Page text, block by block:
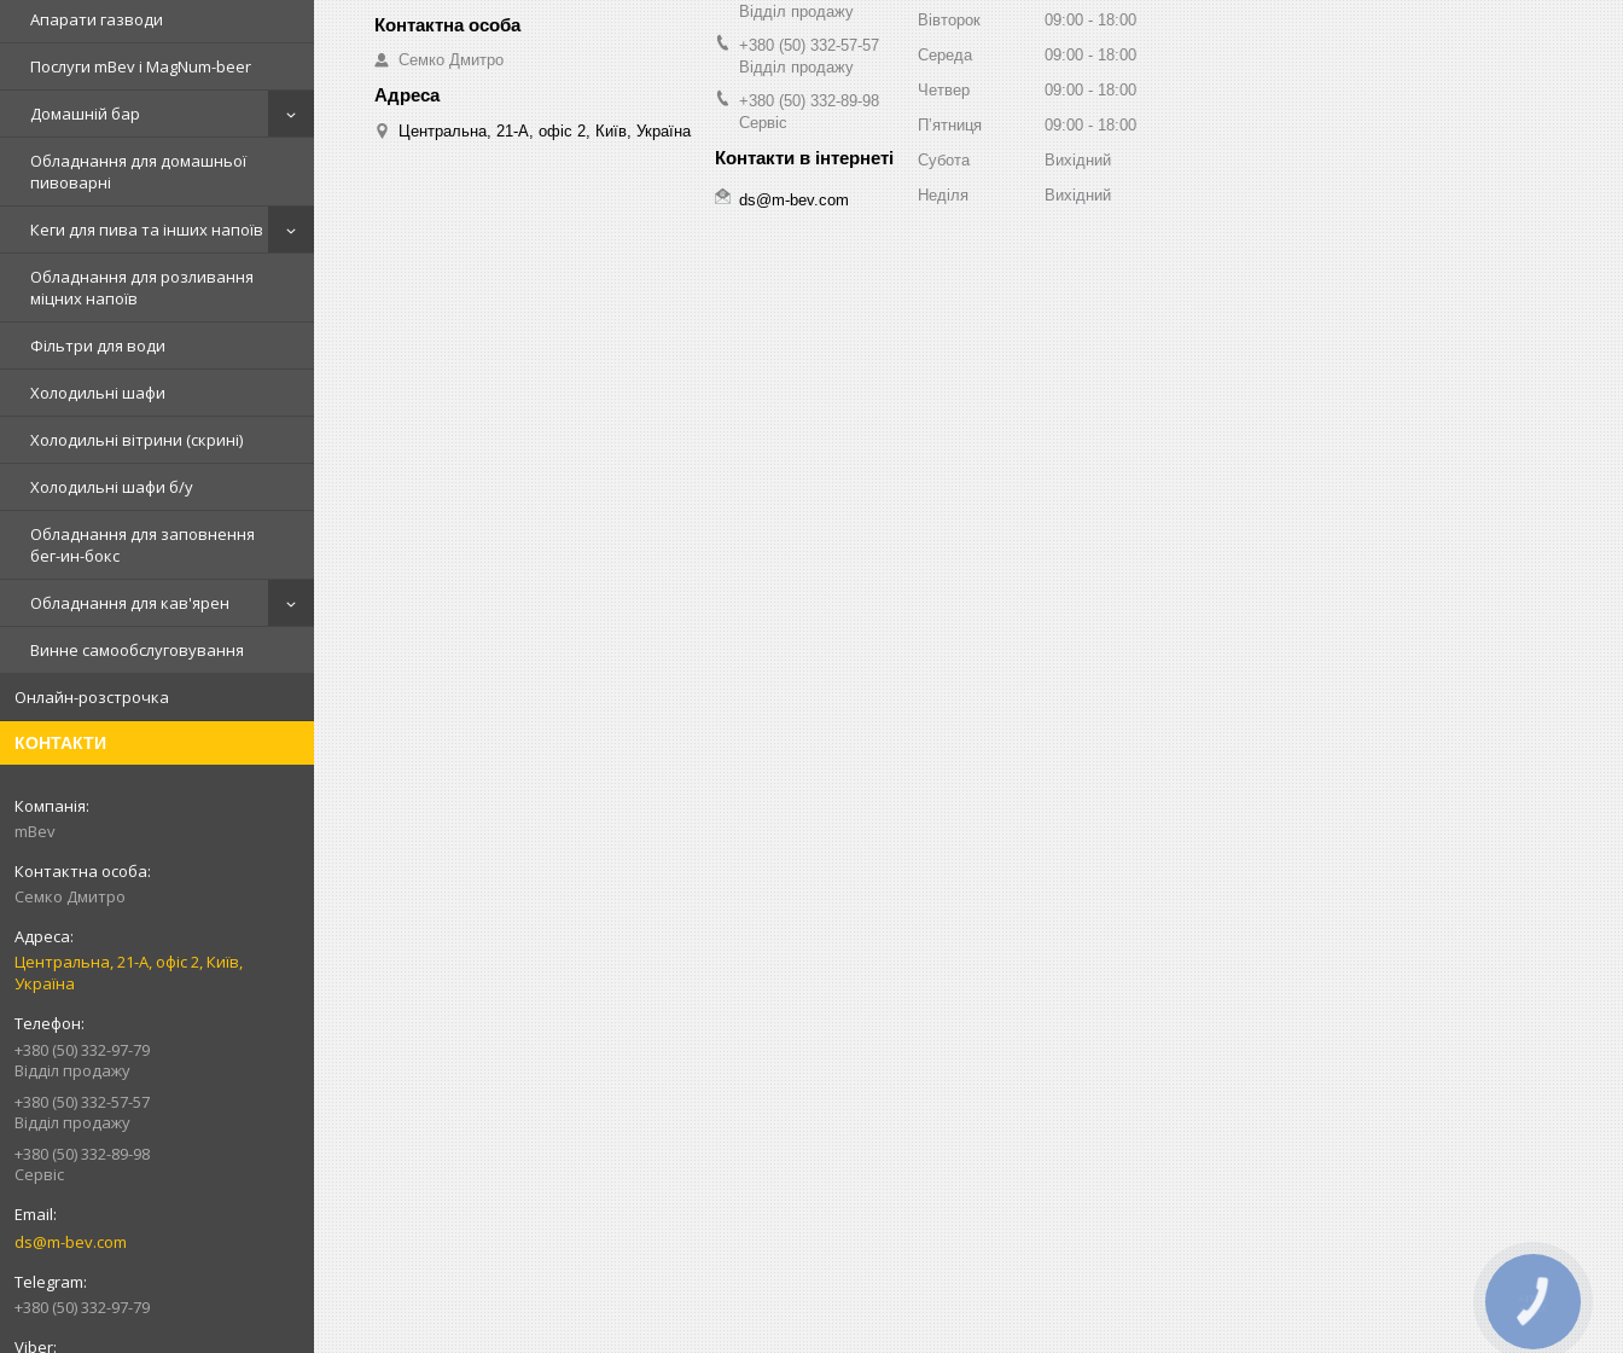
Апарати газводи
Послуги mBev і MagNum-beer
Домашній бар
Обладнання для домашньої
пивоварні
Кеги для пива та інших напоїв
Обладнання для розливання
міцних напоїв
Фільтри для води
Холодильні шафи
Холодильні вітрини (скрині)
Холодильні шафи б/у
Обладнання для заповнення
бег-ин-бокс
Обладнання для кав'ярен
Винне самообслуговування
Онлайн-розстрочка
КОНТАКТИ
mBev
Cемко Дмитро
Центральна, 21-А, офіс 2, Київ,
Україна
+380 (50) 332-97-79
Відділ продажу
+380 (50) 332-57-57
Відділ продажу
+380 (50) 332-89-98
Сервіс
ds@m-bev.com
+380 (50) 332-97-79
Cемко Дмитро
Центральна, 21-А, офіс 2, Київ, Україна
Відділ продажу
+380 (50) 332-57-57
Відділ продажу
+380 (50) 332-89-98
Сервіс
ds@m-bev.com
Вівторок
09:00
18:00
Середа
09:00
18:00
Четвер
09:00
18:00
Пʼятниця
09:00
18:00
Субота
Вихідний
Неділя
Вихідний
КНОПКА
ЗВ'ЯЗКУ